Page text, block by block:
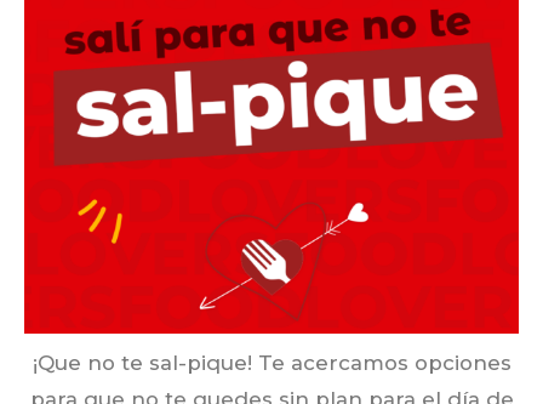
¡Que no te sal-pique! Te acercamos opciones
para que no te quedes sin plan para el día de